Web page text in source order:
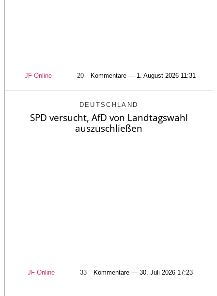
JF-Online 20 Kommentare — 1. August 2026 11:31
DEUTSCHLAND
SPD versucht, AfD von Landtagswahl
auszuschließen
JF-Online 33 Kommentare — 30. Juli 2026 17:23